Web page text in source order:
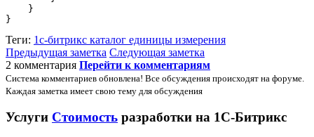
    }
}
Теги: 1с-битрикс каталог единицы измерения
Предыдущая заметка Следующая заметка
2 комментария Перейти к комментариям
Система комментариев обновлена! Все обсуждения происходят на форуме.
Каждая заметка имеет свою тему для обсуждения
Услуги Стоимость разработки на 1С-Битрикс